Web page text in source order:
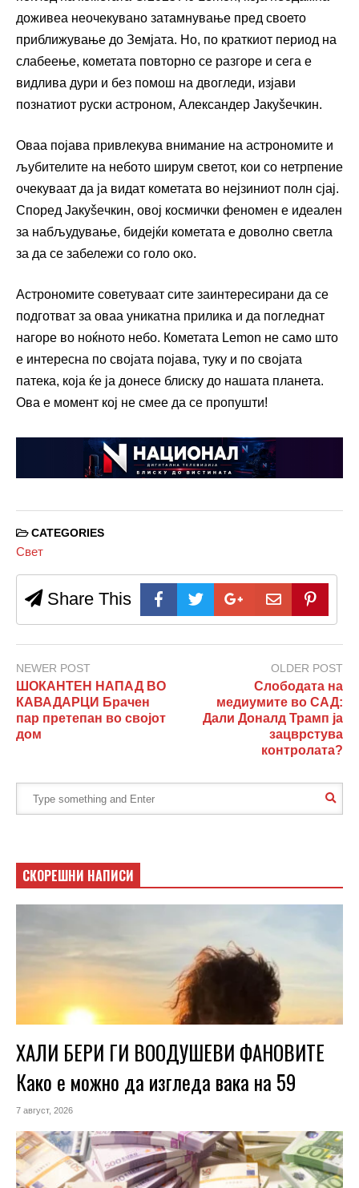
доживеа неочекувано затамнување пред своето
приближување до Земјата. Но, по краткиот период на
слабеење, кометата повторно се разгоре и сега е
видлива дури и без помош на двогледи, изјави
познатиот руски астроном, Александер Јакуšeчкин.
Оваа појава привлекува внимание на астрономите и
љубителите на небото ширум светот, кои со нетрпение
очекуваат да ја видат кометата во нејзиниот полн сјај.
Според Јакуšeчкин, овој космички феномен е идеален
за набљудување, бидејќи кометата е доволно светла
за да се забележи со голо око.
Астрономите советуваат сите заинтересирани да се
подготват за оваа уникатна прилика и да погледнат
нагоре во ноќното небо. Кометата Lemon не само што
е интересна по својата појава, туку и по својата
патека, која ќе ја донесе блиску до нашата планета.
Ова е момент кој не смее да се пропушти!
CATEGORIES
Свет
Share This
NEWER POST
ШОКАНТЕН НАПАД ВО
КАВАДАРЦИ Брачен
пар претепан во својот
дом
OLDER POST
Слободата на
медиумите во САД:
Дали Доналд Трамп ја
зацврстува
контролата?
СКОРЕШНИ НАПИСИ
ХАЛИ БЕРИ ГИ ВООДУШЕВИ ФАНОВИТЕ
Како е можно да изгледа вака на 59
7 август, 2026